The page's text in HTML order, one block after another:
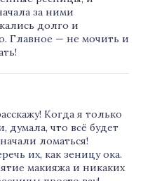
за ними
долго и
Главное — не мочить и
Когда я только
думала, что всё будет
ломаться!
их, как зеницу ока.
макияжа и никаких